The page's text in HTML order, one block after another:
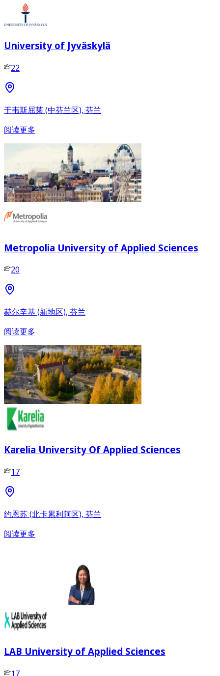
University of Jyväskylä
22
于韦斯屈莱 (中芬兰区), 芬兰
阅读更多
Metropolia University of Applied Sciences
20
赫尔辛基 (新地区), 芬兰
阅读更多
Karelia University Of Applied Sciences
17
约恩苏 (北卡累利阿区), 芬兰
阅读更多
LAB University of Applied Sciences
17